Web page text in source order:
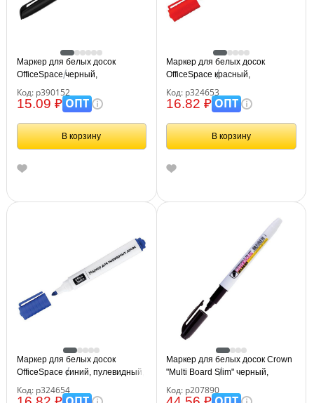
Маркер для белых досок
OfficeSpace черный,
Код: р390152
15.09 ₽ОПТ
В корзину
Маркер для белых досок
OfficeSpace красный,
Код: р324653
16.82 ₽ОПТ
В корзину
Маркер для белых досок
OfficeSpace синий, пулевидный,
Код: р324654
Маркер для белых досок Crown
"Multi Board Slim" черный,
Код: р207890